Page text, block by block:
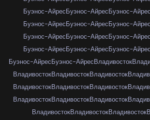
Буэнос-АйресБуэнос-АйресБуэнос-Айрес
Буэнос-АйресБуэнос-АйресБуэнос-Айрес
Буэнос-АйресБуэнос-АйресБуэнос-Айрес
Буэнос-АйресБуэнос-АйресБуэнос-Айрес
Буэнос-АйресБуэнос-АйресВладивосток
ВладивостокВладивостокВладивосток
ВладивостокВладивостокВладивосток
ВладивостокВладивостокВладивосток
ВладивостокВладивостокВладивосток